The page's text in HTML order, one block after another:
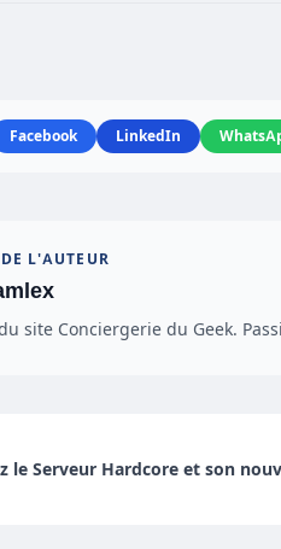
Facebook LinkedIn
L'AUTEUR
site Conciergerie du Geek.
le Serveur Hardcore et son